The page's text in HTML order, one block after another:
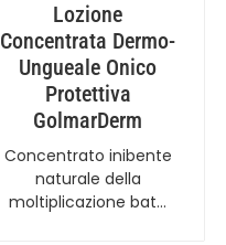
Lozione
Concentrata Dermo-
Ungueale Onico
Protettiva
GolmarDerm
Concentrato inibente
naturale della
moltiplicazione bat…